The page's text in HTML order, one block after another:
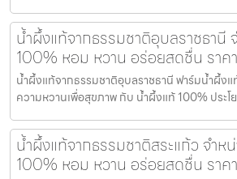
น้ำผึ้งแท้จากธรรมชาติอุบลราชธานี
100% หอม หวาน อร่อยสดชื่น ราค
น้ำผึ้งแท้จากธรรมชาติอุบลราชธานี ฟาร์มน้ำผึ้งแ
ความหวานเพื่อสุขภาพ กับ น้ำผึ้งแท้ 100% ประโ
น้ำผึ้งแท้จากธรรมชาติสระแก้ว จำห
100% หอม หวาน อร่อยสดชื่น ราค